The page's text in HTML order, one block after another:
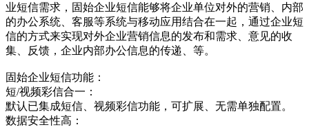
业短信需求，固始企业短信能够将企业单位对外的营销、内部
的办公系统、客服等系统与移动应用结合在一起，通过企业短
信的方式来实现对外企业营销信息的发布和需求、意见的收
集、反馈，企业内部办公信息的传递、等。
固始企业短信功能：
短/视频彩信合一：
默认已集成短信、视频彩信功能，可扩展、无需单独配置。
数据安全性高：